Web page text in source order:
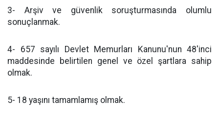
3- Arşiv ve güvenlik soruşturmasında olumlu
sonuçlanmak.
4- 657 sayılı Devlet Memurları Kanunu'nun 48'inci
maddesinde belirtilen genel ve özel şartlara sahip
olmak.
5- 18 yaşını tamamlamış olmak.